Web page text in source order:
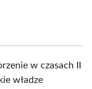
w czasach II
władze